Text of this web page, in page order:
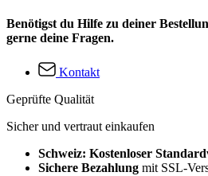
Benötigst du Hilfe zu deiner
gerne deine Fragen.
Kontakt
Geprüfte Qualität
Sicher und vertraut einkaufen
Schweiz: Kostenloser
Sichere Bezahlung mit SSL-